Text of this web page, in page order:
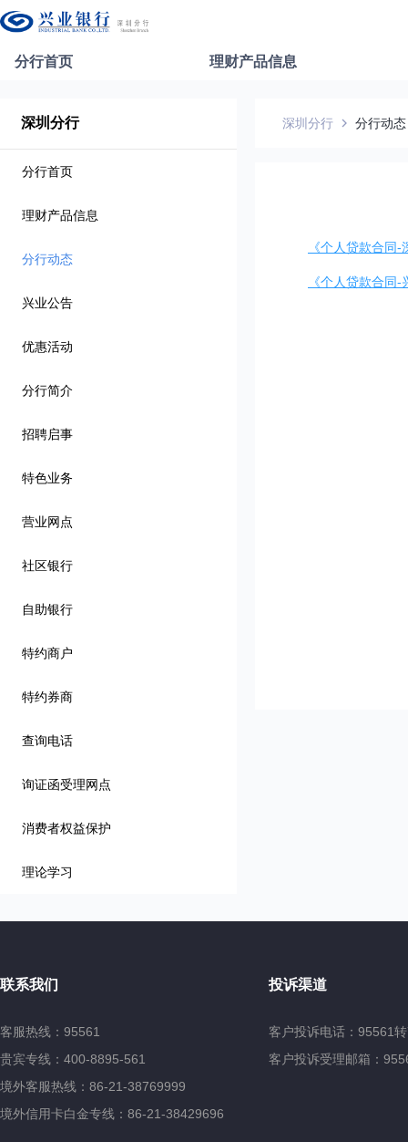
分行首页 理财产品信息
深圳分行
分行首页
理财产品信息
分行动态
兴业公告
优惠活动
分行简介
招聘启事
特色业务
营业网点
社区银行
自助银行
特约商户
特约券商
查询电话
询证函受理网点
消费者权益保护
理论学习
深圳分行 分行动态
《个人贷款合同
《个人贷款合同
联系我们
客服热线：95561
贵宾专线：400-8895-561
境外客服热线：86-21-38769999
境外信用卡白金专线：86-21-38429696
投诉渠道
客户投诉电话：95561
客户投诉受理邮箱：